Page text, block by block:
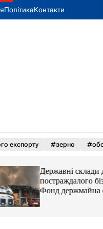
ПолітикаКонтакти
експорту #зерно
Державні склади
постраждалого
Фонд держмайна
завдання від